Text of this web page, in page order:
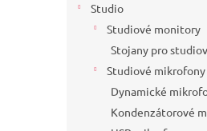
Studio
Studiové monitory
Stojany pro
Studiové mikrofony
Dynamické
Kondenzátorové